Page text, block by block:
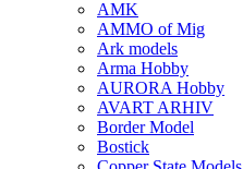
AMK
AMMO of Mig
Ark models
Arma Hobby
AURORA Hobby
AVART ARHIV
Border Model
Bostick